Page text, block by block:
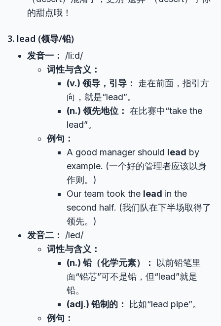
的甜点哦！
3. lead (领导/铅)
发音一：
/liːd/
词性与含义：
(v.) 领导，引导：
走在前面，指引方
向，就是“lead”。
(n.) 领先地位： 在比赛中“take the
lead”。
例句：
A good manager should lead by
example. (一个好的管理者应该以身
作则。)
Our team took the lead in the
second half. (我们队在下半场取得了
领先。)
发音二：
/led/
词性与含义：
(n.) 铅（化学元素）：
以前铅笔里
面“铅芯”可不是铅，但“lead”就是
铅。
(adj.) 铅制的：
比如“lead pipe”。
例句：